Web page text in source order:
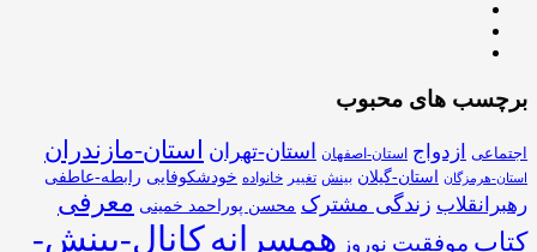
برچسب های محبوب
اجتماعی ازدواج استان-اصفهان استان-تهران استان-مازندران
استان-هرمزگان استان-گیلان بینش تغییر خانواده خودشکوفایی رابطه-عاطفی
رهبرانقلاب زندگی مشترک محسن پوراحمد خمینی معرفی
کتاب موفقیت نوروز همسرانهکانال-بینش-